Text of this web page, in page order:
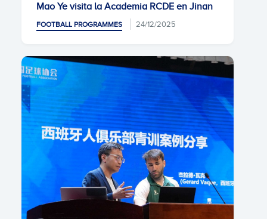
Mao Ye visita la Academia RCDE en Jinan
FOOTBALL PROGRAMMES 24/12/2025